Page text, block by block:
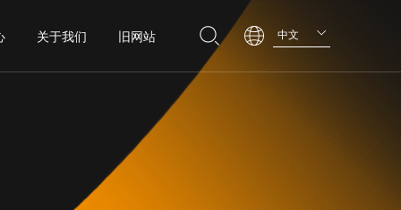
关于我们 旧网站 中文